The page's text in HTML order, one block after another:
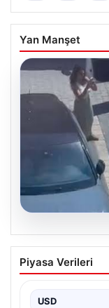
Yan Manşet
05.08.2026
Yalova’da
Sandalye
meydana gelen
Piyasa Verileri
USD